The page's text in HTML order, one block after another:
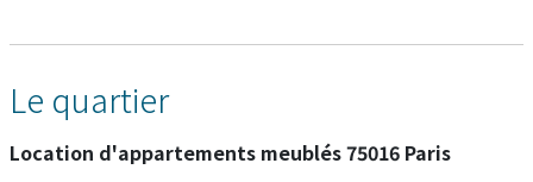
Le quartier
Location d'appartements meublés 75016 Paris